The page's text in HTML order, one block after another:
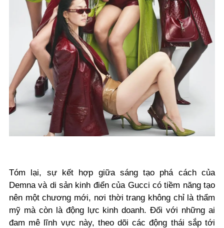
Tóm lại, sự kết hợp giữa sáng tạo phá cách của
Demna và di sản kinh điển của Gucci có tiềm năng tạo
nên một chương mới, nơi thời trang không chỉ là thẩm
mỹ mà còn là động lực kinh doanh. Đối với những ai
đam mê lĩnh vực này, theo dõi các động thái sắp tới